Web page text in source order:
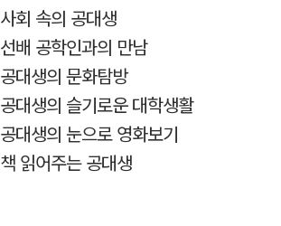
사회 속의 공대생
선배 공학인과의 만남
공대생의 문화탐방
공대생의 슬기로운 대학생활
공대생의 눈으로 영화보기
책 읽어주는 공대생